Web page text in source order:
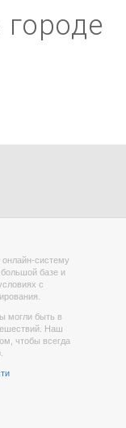
систему
базе и
с
могли быть в
Наш
чтобы всегда